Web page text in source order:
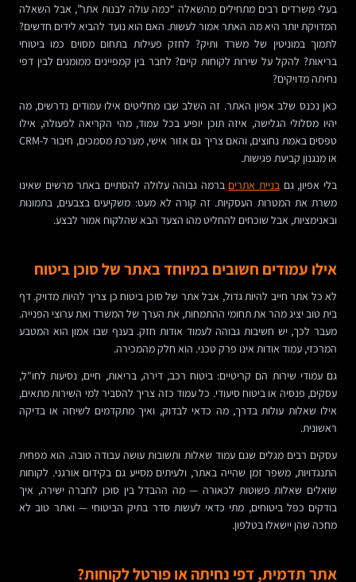
בעלי משרדים רבים מתחילים מהשאלה “כמה עולה לבנות אתר”, אבל השאלה
המדויקת יותר היא מה האתר אמור לעשות. האם הוא נועד להביא לידים חדשים?
לתמוך במוניטין של משרד ותיק? לחזק פעילות בתחום מסוים כמו ביטוחי
בריאות? להקל על שירות לקוחות קיים? לחבר בין קמפיינים ממומנים לבין דפי
נחיתה מדויקים?
כאן נכנס שלב אפיון האתר. זה השלב שבו מחליטים אילו עמודים נדרשים, מה
יהיו מסלולי הגלישה, איזה תוכן יופיע בכל עמוד, מהי הקריאה לפעולה, אילו
טפסים באמת נחוצים, והאם צריך גם אזור אישי, מערכת מסמכים, חיבור ל-CRM
או מנגנון קביעת פגישות.
בלי אפיון, גם בניית אתרים ברמה גבוהה עלולה להסתיים באתר מרשים שאינו
משרת את המטרות העסקיות. זה קורה לא מעט: משקיעים בצבעים, בתמונות
ובאנימציות, אבל שוכחים להחליט מהו הצעד הבא שהלקוח אמור לבצע.
אילו עמודים חשובים במיוחד באתר של סוכן ביטוח
לא כל אתר חייב להיות גדול, אבל אתר של סוכן ביטוח כן צריך להיות מדויק. דף
בית טוב יציג מהר את תחומי ההתמחות, את הערך של המשרד ואת ערוצי הפנייה.
מעבר לכך, יש חשיבות גבוהה לעמוד אודות חזק. בענף שבו אמון הוא המטבע
המרכזי, עמוד אודות אינו פרק טכני. הוא חלק מהמכירה.
גם עמודי שירות הם קריטיים: ביטוח רכב, דירה, בריאות, חיים, נסיעות לחו"ל,
עסקים, פנסיה או ביטוח סיעודי. כל עמוד כזה צריך להסביר למי השירות מתאים,
אילו שאלות עולות בדרך, מה כדאי לבדוק, ואיך מתקדמים לשיחה או בדיקה
ראשונית.
עסקים רבים מגלים שגם עמוד שאלות ותשובות עושה עבודה טובה. הוא מפחית
התנגדויות, משפר זמן שהייה באתר, ולעיתים מסייע גם בקידום אורגני. לקוחות
שואלים שאלות פשוטות לכאורה — מה ההבדל בין סוכן לחברה ישירה, איך
בודקים כפל ביטוחים, מתי כדאי לעשות סדר בתיק הביטוחי — ואתר טוב לא
מחכה שהן יישאלו בטלפון.
אתר תדמית, דפי נחיתה או פורטל לקוחות?